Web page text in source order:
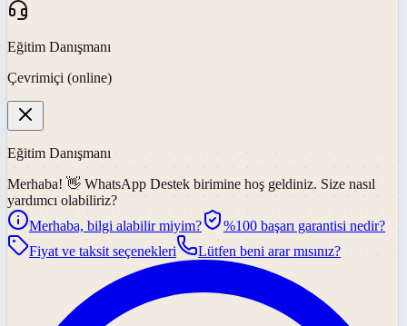
Eğitim Danışmanı
Çevrimiçi (online)
Eğitim Danışmanı
Merhaba! 👋 WhatsApp Destek birimine hoş geldiniz. Size nasıl
yardımcı olabiliriz?
Merhaba, bilgi alabilir miyim?
%100 başarı garantisi nedir?
Fiyat ve taksit seçenekleri
Lütfen beni arar mısınız?